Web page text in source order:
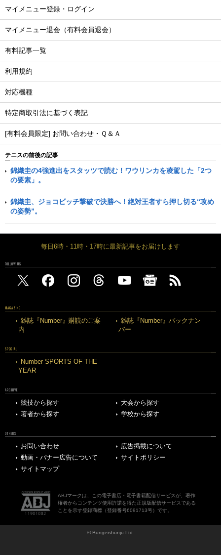
マイメニュー登録・ログイン
マイメニュー退会（有料会員退会）
有料記事一覧
利用規約
対応機種
特定商取引法に基づく表記
[有料会員限定] お問い合わせ・Ｑ＆Ａ
テニスの前後の記事
錦織圭の4強進出をスタッツで読む！ワウリンカを凌駕した「2つ
の要素」。
錦織圭、ジョコビッチ撃破で決勝へ！絶対王者すら押し切る“攻め
の姿勢”。
毎日6時・11時・17時に最新記事をお届けします
FOLLOW US
MAGAZINE
雑誌『Number』購読のご案
内
雑誌『Number』バックナン
バー
SPECIAL
Number SPORTS OF THE
YEAR
ARCHIVE
競技から探す
大会から探す
著者から探す
学校から探す
OTHERS
お問い合わせ
広告掲載について
動画・バナー広告について
サイトポリシー
サイトマップ
ABJマークは、この電子書店・電子書籍配信サービスが、著作
権者からコンテンツ使用許諾を得た正規版配信サービスである
ことを示す登録商標（登録番号6091713号）です。
© Bungeishunju Ltd.